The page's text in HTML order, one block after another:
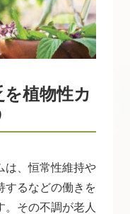
植物性カ
は、恒常性維持や
するなどの働きを
その不調が老人